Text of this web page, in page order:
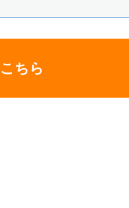
ちら